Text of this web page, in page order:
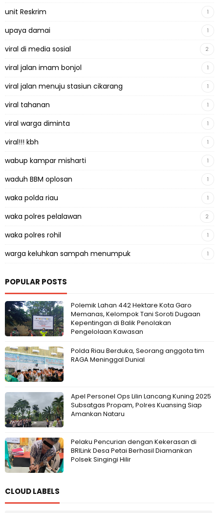
unit Reskrim 1
upaya damai 1
viral di media sosial 2
viral jalan imam bonjol 1
viral jalan menuju stasiun cikarang 1
viral tahanan 1
viral warga diminta 1
viral!!! kbh 1
wabup kampar misharti 1
waduh BBM oplosan 1
waka polda riau 1
waka polres pelalawan 2
waka polres rohil 1
warga keluhkan sampah menumpuk 1
POPULAR POSTS
Polemik Lahan 442 Hektare Kota Garo
Memanas, Kelompok Tani Soroti Dugaan
Kepentingan di Balik Penolakan
Pengelolaan Kawasan
Polda Riau Berduka, Seorang anggota tim
RAGA Meninggal Dunial
Apel Personel Ops Lilin Lancang Kuning 2025
Subsatgas Propam, Polres Kuansing Siap
Amankan Nataru
Pelaku Pencurian dengan Kekerasan di
BRILink Desa Petai Berhasil Diamankan
Polsek Singingi Hilir
CLOUD LABELS